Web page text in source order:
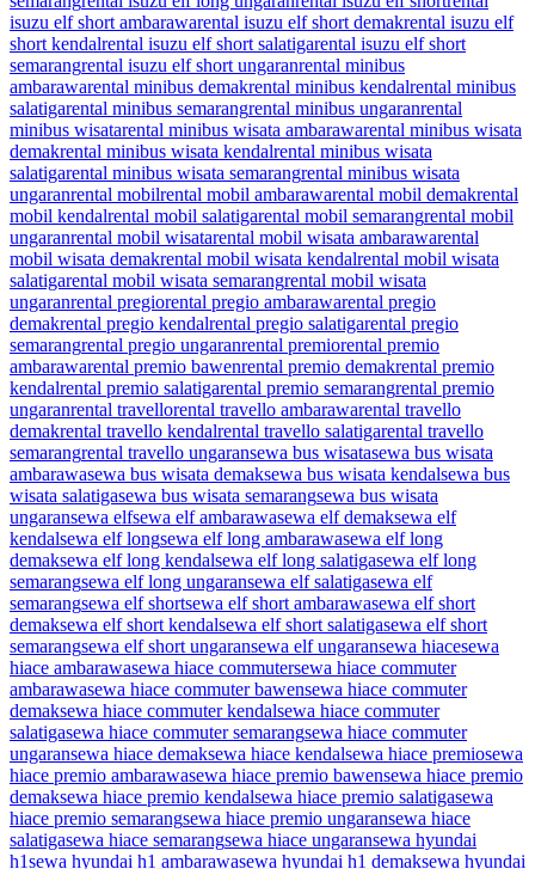
isuzu elf short ambarawarental isuzu elf short demakrental isuzu elf
short kendalrental isuzu elf short salatigarental isuzu elf short
semarangrental isuzu elf short ungaranrental minibus
ambarawarental minibus demakrental minibus kendalrental minibus
salatigarental minibus semarangrental minibus ungaranrental
minibus wisatarental minibus wisata ambarawarental minibus wisata
demakrental minibus wisata kendalrental minibus wisata
salatigarental minibus wisata semarangrental minibus wisata
ungaranrental mobilrental mobil ambarawarental mobil demakrental
mobil kendalrental mobil salatigarental mobil semarangrental mobil
ungaranrental mobil wisatarental mobil wisata ambarawarental
mobil wisata demakrental mobil wisata kendalrental mobil wisata
salatigarental mobil wisata semarangrental mobil wisata
ungaranrental pregiorental pregio ambarawarental pregio
demakrental pregio kendalrental pregio salatigarental pregio
semarangrental pregio ungaranrental premiorental premio
ambarawarental premio bawenrental premio demakrental premio
kendalrental premio salatigarental premio semarangrental premio
ungaranrental travellorental travello ambarawarental travello
demakrental travello kendalrental travello salatigarental travello
semarangrental travello ungaransewa bus wisatasewa bus wisata
ambarawasewa bus wisata demaksewa bus wisata kendalsewa bus
wisata salatigasewa bus wisata semarangsewa bus wisata
ungaransewa elfsewa elf ambarawasewa elf demaksewa elf
kendalsewa elf longsewa elf long ambarawasewa elf long
demaksewa elf long kendalsewa elf long salatigasewa elf long
semarangsewa elf long ungaransewa elf salatigasewa elf
semarangsewa elf shortsewa elf short ambarawasewa elf short
demaksewa elf short kendalsewa elf short salatigasewa elf short
semarangsewa elf short ungaransewa elf ungaransewa hiacesewa
hiace ambarawasewa hiace commutersewa hiace commuter
ambarawasewa hiace commuter bawensewa hiace commuter
demaksewa hiace commuter kendalsewa hiace commuter
salatigasewa hiace commuter semarangsewa hiace commuter
ungaransewa hiace demaksewa hiace kendalsewa hiace premiosewa
hiace premio ambarawasewa hiace premio bawensewa hiace premio
demaksewa hiace premio kendalsewa hiace premio salatigasewa
hiace premio semarangsewa hiace premio ungaransewa hiace
salatigasewa hiace semarangsewa hiace ungaransewa hyundai
h1sewa hyundai h1 ambarawasewa hyundai h1 demaksewa hyundai